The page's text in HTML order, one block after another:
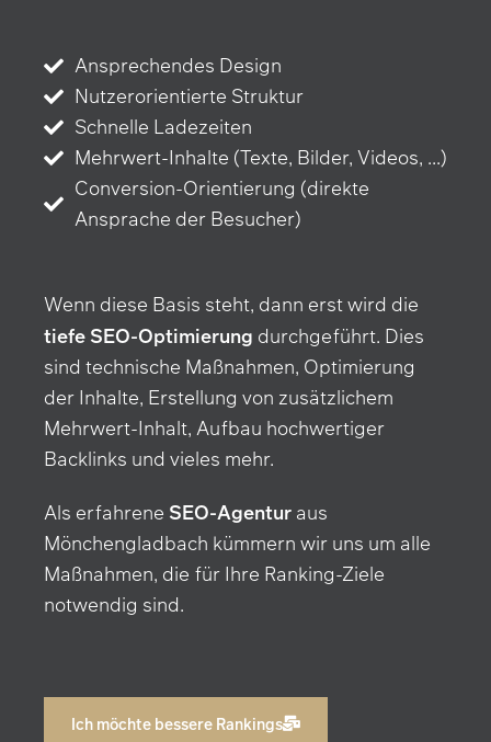
Ansprechendes Design
Nutzerorientierte Struktur
Schnelle Ladezeiten
Mehrwert-Inhalte (Texte, Bilder, Videos, ...)
Conversion-Orientierung (direkte
Ansprache der Besucher)
Wenn diese Basis steht, dann erst wird die
tiefe SEO-Optimierung durchgeführt. Dies
sind technische Maßnahmen, Optimierung
der Inhalte, Erstellung von zusätzlichem
Mehrwert-Inhalt, Aufbau hochwertiger
Backlinks und vieles mehr.
Als erfahrene SEO-Agentur aus
Mönchengladbach kümmern wir uns um alle
Maßnahmen, die für Ihre Ranking-Ziele
notwendig sind.
Ich möchte bessere Rankings